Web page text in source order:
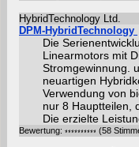
HybridTechnology Ltd.
DPM-HybridTechnology
Die
Linearmotors mit
Stromgewinnung.
neuartigen
Verwendung von
nur 8 Hauptteilen,
Die erzielte
Bewertung: (58